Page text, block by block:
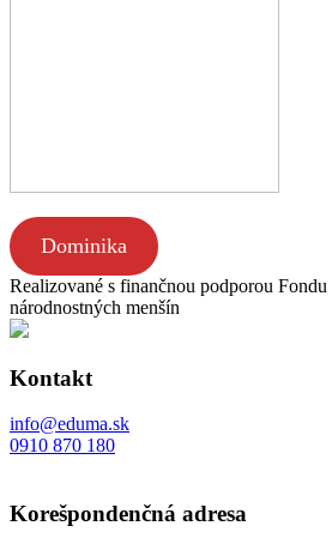
Dominika
Realizované s finančnou podporou
národnostných menšín
Kontakt
info@eduma.sk
0910 870 180
Korešpondenčná adresa